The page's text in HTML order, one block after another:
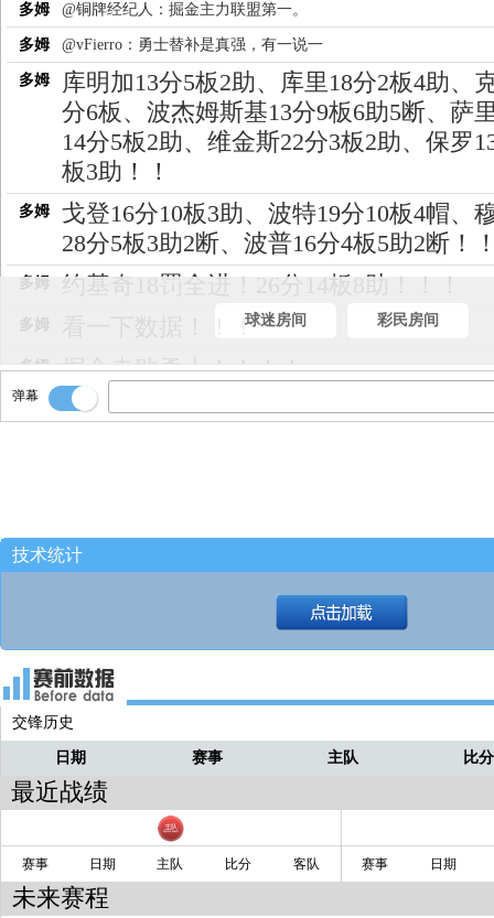
多姆 @铜牌经纪人：掘金主力联盟第一。
多姆 @vFierro：勇士替补是真强，有一说一
多姆
库明加13分5板2助、库里18分2板4助、
分6板、波杰姆斯基13分9板6助5断、萨
14分5板2助、维金斯22分3板2助、保罗
板3助！！
多姆
戈登16分10板3助、波特19分10板4帽、
28分5板3助2断、波普16分4板5助2断！
多姆 约基奇18罚全进！26分14板8助！！！
多姆 看一下数据！！！
多姆 掘金击败勇士！！！！
多姆 全场比赛结束！！！
球迷房间 彩民房间
弹幕
技术统计
交锋历史
日期 赛事 主队 比分
最近战绩
赛事 日期 主队 比分 客队 赛事 日期
未来赛程